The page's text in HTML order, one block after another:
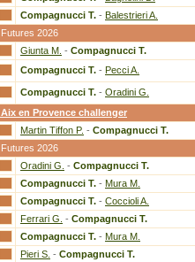
Compagnucci T. - Balestrieri A.
Futures 2026
Giunta M. - Compagnucci T.
Compagnucci T. - Pecci A.
Compagnucci T. - Oradini G.
Aix en Provence challenger
Martin Tiffon P. - Compagnucci T.
Futures 2026
Oradini G. - Compagnucci T.
Compagnucci T. - Mura M.
Compagnucci T. - Coccioli A.
Ferrari G. - Compagnucci T.
Compagnucci T. - Mura M.
Pieri S. - Compagnucci T.